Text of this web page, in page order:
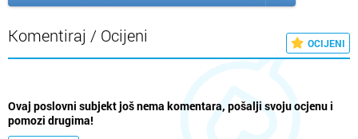
Komentiraj / Ocijeni OCIJENI
Ovaj poslovni subjekt još nema komentara, pošalji svoju ocjenu i
pomozi drugima!